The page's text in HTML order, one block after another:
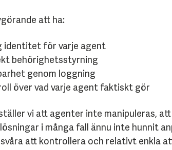
att ha:
identitet för varje agent
behörighetsstyrning
genom loggning
över vad varje agent faktiskt gör
vi att agenter inte manipuleras,
i många fall ännu inte hunnit
att kontrollera och relativt enkla